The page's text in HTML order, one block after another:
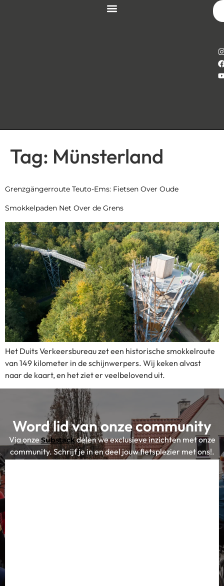
Tag: Münsterland
Grenzgängerroute Teuto-Ems: Fietsen Over Oude
Smokkelpaden Net Over de Grens
Het Duits Verkeersbureau zet een historische smokkelroute
van 149 kilometer in de schijnwerpers. Wij keken alvast
naar de kaart, en het ziet er veelbelovend uit.
Word lid van onze community
Via onze Substackdelen we exclusieve inzichten met onze
community. Schrijf je in en deel jouw fietsplezier met ons!.